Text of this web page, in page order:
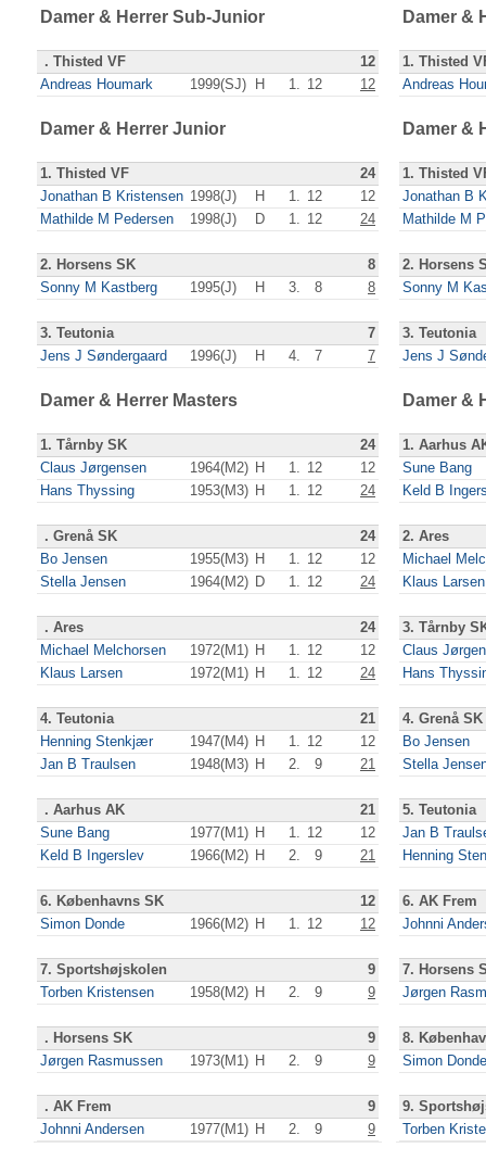
Damer & Herrer Sub-Junior
. Thisted VF
12
Andreas Houmark
1999(SJ) H 1. 12 12
Damer & Herrer Junior
1. Thisted VF
24
Jonathan B Kristensen 1998(J) H 1. 12
12
Mathilde M Pedersen
1998(J) D 1. 12 24
2. Horsens SK
8
Sonny M Kastberg
1995(J) H 3. 8 8
3. Teutonia
7
Jens J Søndergaard
1996(J) H 4. 7 7
Damer & Herrer Masters
1. Tårnby SK
24
Claus Jørgensen
1964(M2) H 1. 12
12
Hans Thyssing
1953(M3) H 1. 12 24
. Grenå SK
24
Bo Jensen
1955(M3) H 1. 12
12
Stella Jensen
1964(M2) D 1. 12 24
. Ares
24
Michael Melchorsen
1972(M1) H 1. 12
12
Klaus Larsen
1972(M1) H 1. 12 24
4. Teutonia
21
Henning Stenkjær
1947(M4) H 1. 12
12
Jan B Traulsen
1948(M3) H 2. 9 21
. Aarhus AK
21
Sune Bang
1977(M1) H 1. 12
12
Keld B Ingerslev
1966(M2) H 2. 9 21
6. Københavns SK
12
Simon Donde
1966(M2) H 1. 12 12
7. Sportshøjskolen
9
Torben Kristensen
1958(M2) H 2. 9 9
. Horsens SK
9
Jørgen Rasmussen
1973(M1) H 2. 9 9
. AK Frem
9
Johnni Andersen
1977(M1) H 2. 9 9
Damer &
1. Thisted
Andreas
Damer &
1. Thisted
Jonathan B
Mathilde M
2. Horsens
Sonny M
3. Teutonia
Jens J
Damer &
1. Aarhus
Sune Bang
Keld B
2. Ares
Michael
Klaus Larsen
3. Tårnby
Claus
Hans
4. Grenå SK
Bo Jensen
Stella
5. Teutonia
Jan B
Henning
6. AK Frem
Johnni
7. Horsens
Jørgen
8.
Simon Donde
9.
Torben